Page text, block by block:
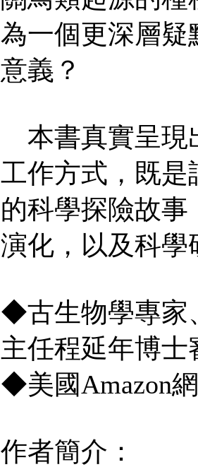
為一個更深層
意義？
本書真實呈現
工作方式，既
的科學探險故
演化，以及科
◆古生物學專家
主任程延年博
◆美國Amazon
作者簡介：